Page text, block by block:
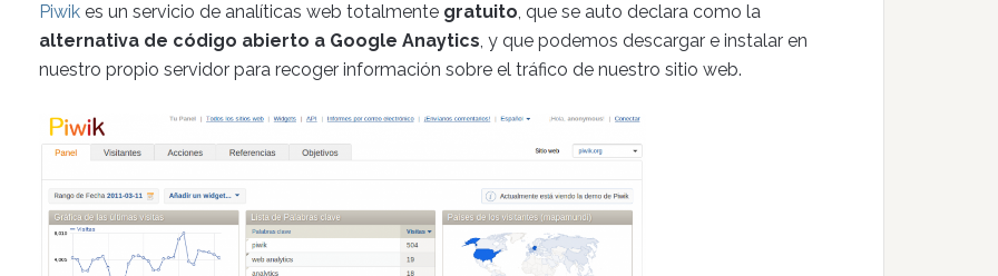
Piwik es un servicio de analíticas web totalmente gratuito, que se auto declara como la
alternativa de código abierto a Google Anaytics, y que podemos descargar e instalar en
nuestro propio servidor para recoger información sobre el tráfico de nuestro sitio web.